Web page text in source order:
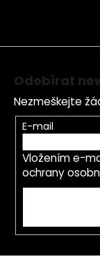
Odebírat
Nezmeškejte
E-mail
Vložením e-
ochrany